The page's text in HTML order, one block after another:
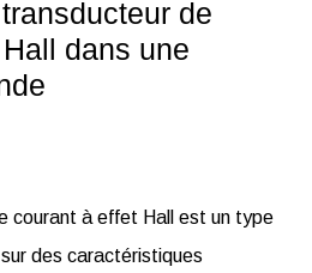
de
dans une
courant à effet Hall est un type
des caractéristiques